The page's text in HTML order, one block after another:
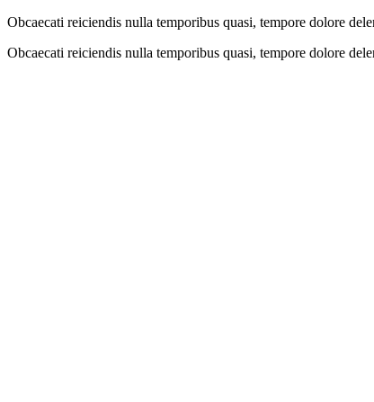
Obcaecati reiciendis nulla temporibus quasi, tempore dolore
Obcaecati reiciendis nulla temporibus quasi, tempore dolore